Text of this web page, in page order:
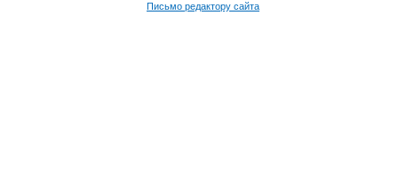
Письмо редактору сайта